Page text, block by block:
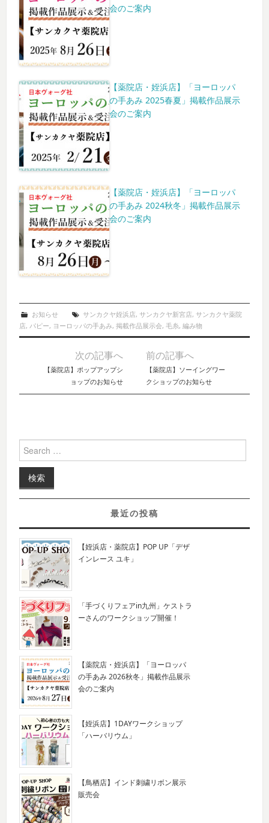
会のご案内
【薬院店・姪浜店】「ヨーロッパ
の手あみ 2025春夏」掲載作品展示
会のご案内
【薬院店・姪浜店】「ヨーロッパ
の手あみ 2024秋冬」掲載作品展示
会のご案内
お知らせ サンカクヤ姪浜店, サンカクヤ新宮店, サンカクヤ薬院
店, パピー, ヨーロッパの手あみ,掲載作品展示会,毛糸,編み物
Post navigation
次の記事へ
【薬院店】ポップアップシ
ョップのお知らせ
前の記事へ
【薬院店】ソーイングワー
クショップのお知らせ
Search for:
最近の投稿
【姪浜店・薬院店】POP UP「デザ
インレース ユキ」
「手づくりフェアin九州」ケストラ
ーさんのワークショップ開催！
【薬院店・姪浜店】「ヨーロッパ
の手あみ 2026秋冬」掲載作品展示
会のご案内
【姪浜店】1DAYワークショップ
「ハーバリウム」
【鳥栖店】インド刺繍リボン展示
販売会